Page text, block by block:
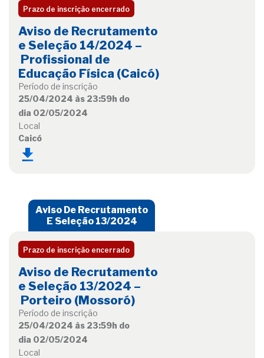
Prazo de inscrição encerrado
Aviso de Recrutamento
e Seleção 14/2024 –
Profissional de
Educação Física (Caicó)
Período de inscrição
25/04/2024 às 23:59h do
dia 02/05/2024
Local
Caicó
Aviso De Recrutamento
E Seleção 13/2024
Prazo de inscrição encerrado
Aviso de Recrutamento
e Seleção 13/2024 –
Porteiro (Mossoró)
Período de inscrição
25/04/2024 às 23:59h do
dia 02/05/2024
Local